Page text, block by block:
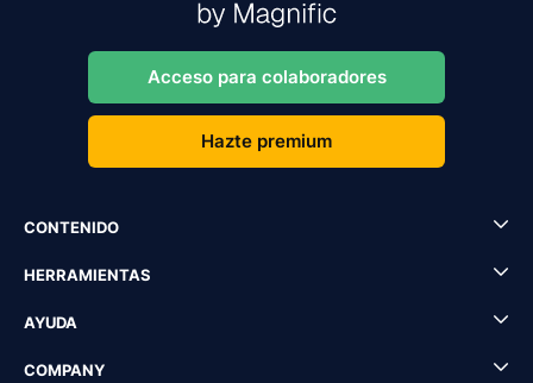
Acceso para colaboradores
Hazte premium
CONTENIDO
HERRAMIENTAS
AYUDA
COMPANY